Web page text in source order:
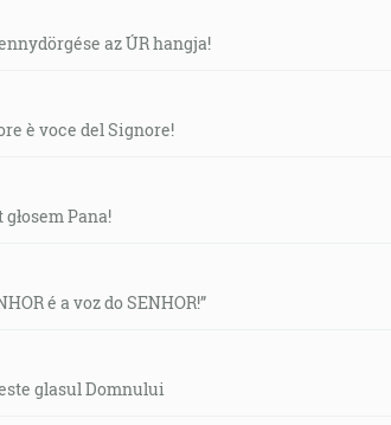
az ÚR hangja!
è voce del Signore!
Pana!
é a voz do SENHOR!”
glasul Domnului